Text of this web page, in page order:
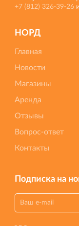
+7 (812) 326‐39‐26
НОРД
Главная
Новости
Магазины
Аренда
Отзывы
Вопрос-ответ
Контакты
Подписка на